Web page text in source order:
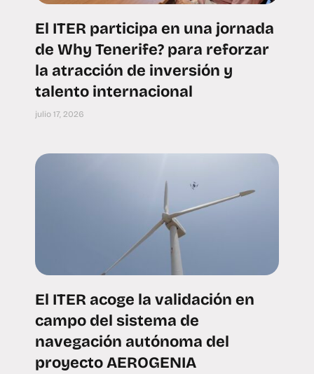
El ITER participa en una jornada
de Why Tenerife? para reforzar
la atracción de inversión y
talento internacional
julio 17, 2026
El ITER acoge la validación en
campo del sistema de
navegación autónoma del
proyecto AEROGENIA